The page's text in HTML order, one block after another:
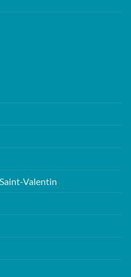
Valentin